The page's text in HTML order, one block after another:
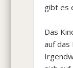
gibt es
Das
auf das